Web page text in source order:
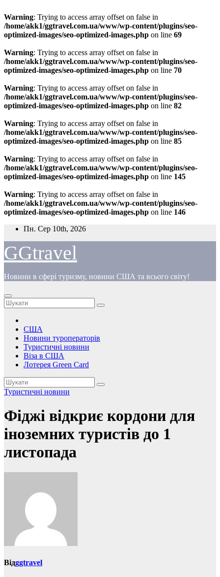
Warning: Trying to access array offset on false in
/home/akk1/ggtravel.com.ua/www/wp-content/plugins/seo-
optimized-images/seo-optimized-images.php on line 69
Warning: Trying to access array offset on false in
/home/akk1/ggtravel.com.ua/www/wp-content/plugins/seo-
optimized-images/seo-optimized-images.php on line 70
Warning: Trying to access array offset on false in
/home/akk1/ggtravel.com.ua/www/wp-content/plugins/seo-
optimized-images/seo-optimized-images.php on line 82
Warning: Trying to access array offset on false in
/home/akk1/ggtravel.com.ua/www/wp-content/plugins/seo-
optimized-images/seo-optimized-images.php on line 85
Warning: Trying to access array offset on false in
/home/akk1/ggtravel.com.ua/www/wp-content/plugins/seo-
optimized-images/seo-optimized-images.php on line 145
Warning: Trying to access array offset on false in
/home/akk1/ggtravel.com.ua/www/wp-content/plugins/seo-
optimized-images/seo-optimized-images.php on line 146
Перейти
вмісту
Пн. Сер 10th, 2026
GGtravel
Новини в сфері туризму, новини США та всього світу!
США
Новини туроператорів
Туристичні новини
Віза в США
Лотерея Green Card
Туристичні новини
Фіджі відкриє кордони для
іноземних туристів до 1
листопада
Відggtravel